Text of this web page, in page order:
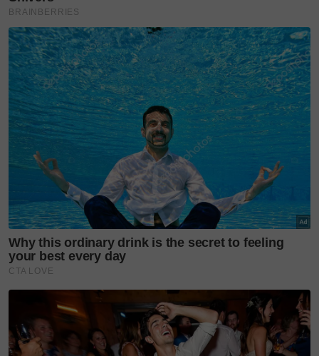
Bagi merealisasikan misi itu, Anuar Faizal
merancang untuk memperhebatkan penyertaan
antarabangsa menerusi kolaborasi strategik serta
penglibatan dalam inisiatif fesyen berteraskan
budaya dan komuniti.
Antara fokus utama ialah penganjuran persembahan
fesyen berkonsepkan pengalaman atau immersive
showcases, yang mana fesyen diraikan bersama
elemen visual, bunyi, ruang dan penceritaan.